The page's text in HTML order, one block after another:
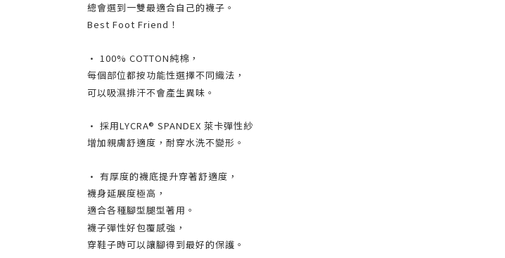
總會選到一雙最適合自己的襪子。
Best Foot Friend！
• 100% COTTON純棉，
每個部位都按功能性選擇不同織法，
可以吸濕排汗不會產生異味。
• 採用LYCRA® SPANDEX 萊卡彈性紗
增加親膚舒適度，耐穿水洗不變形。
• 有厚度的襪底提升穿著舒適度，
襪身延展度極高，
適合各種腳型腿型著用。
襪子彈性好包覆感強，
穿鞋子時可以讓腳得到最好的保護。